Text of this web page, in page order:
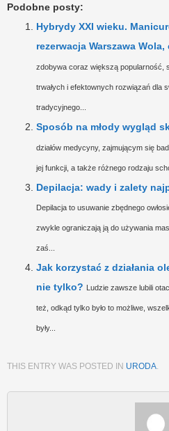
Podobne posty:
Hybrydy XXI wieku.
rezerwacja Warszawa Wola,
zdobywa coraz większą popularność,
trwałych i efektownych rozwiązań dla
tradycyjnego...
Sposób na młody wygląd
działów medycyny, zajmującym się
jej funkcji, a także różnego rodzaju
Depilacja: wady i zalety
Depilacja to usuwanie zbędnego
zwykle ograniczają ją do używania
zaś...
Jak korzystać z działania
nie tylko? Ludzie zawsze lubili
też, odkąd tylko było to możliwe,
były...
THIS ENTRY WAS POSTED IN URODA